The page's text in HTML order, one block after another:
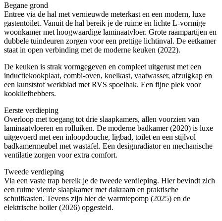
Begane grond
Entree via de hal met vernieuwde meterkast en een modern, luxe
gastentoilet. Vanuit de hal bereik je de ruime en lichte L-vormige
woonkamer met hoogwaardige laminaatvloer. Grote raampartijen en
dubbele tuindeuren zorgen voor een prettige lichtinval. De eetkamer
staat in open verbinding met de moderne keuken (2022).
De keuken is strak vormgegeven en compleet uitgerust met een
inductiekookplaat, combi-oven, koelkast, vaatwasser, afzuigkap en
een kunststof werkblad met RVS spoelbak. Een fijne plek voor
kookliefhebbers.
Eerste verdieping
Overloop met toegang tot drie slaapkamers, allen voorzien van
laminaatvloeren en rolluiken. De moderne badkamer (2020) is luxe
uitgevoerd met een inloopdouche, ligbad, toilet en een stijlvol
badkamermeubel met wastafel. Een designradiator en mechanische
ventilatie zorgen voor extra comfort.
Tweede verdieping
Via een vaste trap bereik je de tweede verdieping. Hier bevindt zich
een ruime vierde slaapkamer met dakraam en praktische
schuifkasten. Tevens zijn hier de warmtepomp (2025) en de
elektrische boiler (2026) opgesteld.